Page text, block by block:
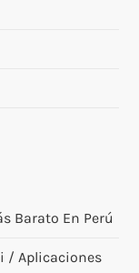
Barato En Perú
/ Aplicaciones